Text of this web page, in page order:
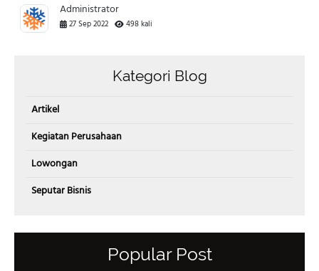
Administrator
27 Sep 2022 498 kali
Kategori Blog
Artikel
Kegiatan Perusahaan
Lowongan
Seputar Bisnis
Popular Post